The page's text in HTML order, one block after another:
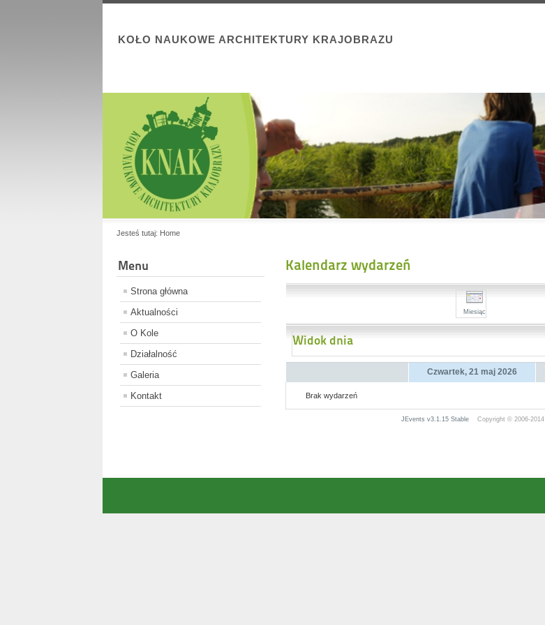
KOŁO NAUKOWE ARCHITEKTURY KRAJOBRAZU
Jesteś tutaj: Home
Menu
Strona główna
Aktualności
O Kole
Działalność
Galeria
Kontakt
Kalendarz wydarzeń
Miesiąc
Widok dnia
Czwartek, 21 maj 2026
Brak wydarzeń
JEvents v3.1.15 Stable Copyright © 2006-2014